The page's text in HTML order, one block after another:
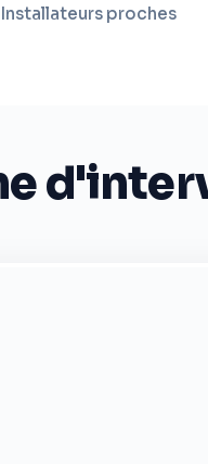
Installateurs proches